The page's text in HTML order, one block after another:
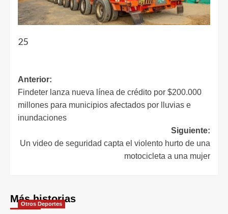
25
Anterior:
Findeter lanza nueva línea de crédito por $200.000
millones para municipios afectados por lluvias e
inundaciones
Siguiente:
Un video de seguridad capta el violento hurto de una
motocicleta a una mujer
Más historias
Otros Deportes